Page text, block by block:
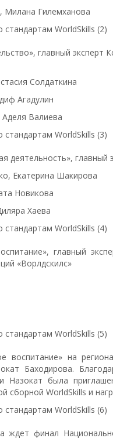
Милана Гилемханова
главный эксперт
Солдаткина
Агадулин
Валиева
деятельность», главный
Екатерина Шакирова
Новикова
Хаева
главный
«Ворлдскилс»
воспитание» на
Баходирова.
Назокат была
сборной WorldSkills и
ждет финал